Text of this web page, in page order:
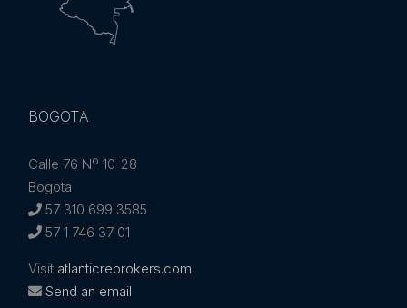
BOGOTA
Calle 76 Nº 10-28
Bogota
57 310 699 3585
57 1 746 37 01
Visit atlanticrebrokers.com
Send an email